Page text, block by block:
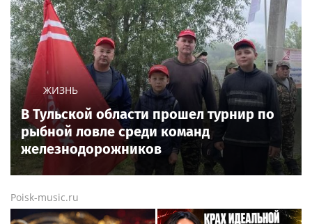
ЖИЗНЬ
В Тульской области прошел турнир по
рыбной ловле среди команд
железнодорожников
Poisk-music.ru